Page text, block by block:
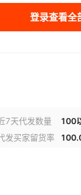
登录查看全
7天代发数量 100
发买家留货率